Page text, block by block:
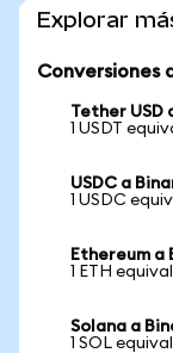
Explorar
Conversiones
Tether USD
1 USDT
USDC a
1 USDC
Ethereum a
1 ETH
Solana a
1 SOL